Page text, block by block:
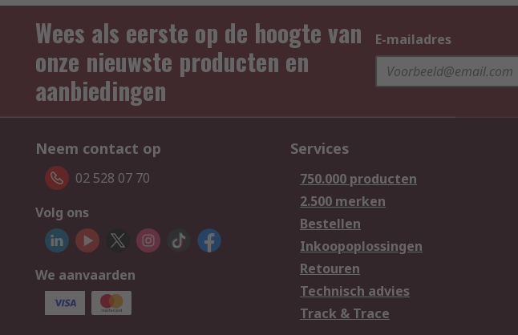
Wees als eerste op de hoogte van
onze nieuwste producten en
aanbiedingen
E-mailadres
Neem contact op
02 528 07 70
Volg ons
We aanvaarden
Services
750.000 producten
2.500 merken
Bestellen
Inkoopoplossingen
Retouren
Technisch advies
Track & Trace